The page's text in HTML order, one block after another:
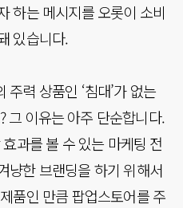
하는 메시지를 오롯이 소비
있습니다.
력 상품인 ‘침대’가 없는
그 이유는 아주 단순합니다.
과를 볼 수 있는 마케팅 전
냥한 브랜딩을 하기 위해서
품인 만큼 팝업스토어를 주